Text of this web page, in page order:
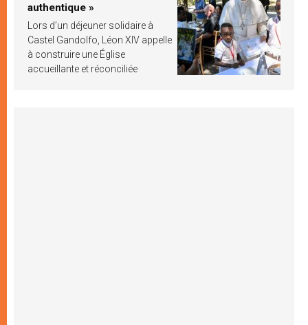
authentique »
Lors d’un déjeuner solidaire à
Castel Gandolfo, Léon XIV appelle
à construire une Église
accueillante et réconciliée